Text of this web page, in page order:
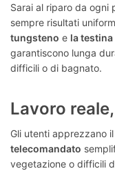
Sarai al riparo da ogni
sempre risultati
tungsteno e la
garantiscono lunga
difficili o di bagnato.
Lavoro
Gli utenti apprezzano
telecomandato
vegetazione o difficili